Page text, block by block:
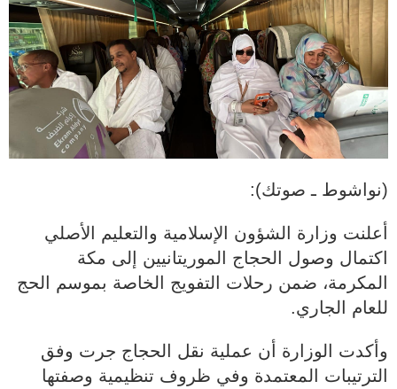
(نواشوط ـ صوتك):
أعلنت وزارة الشؤون الإسلامية والتعليم الأصلي
اكتمال وصول الحجاج الموريتانيين إلى مكة
المكرمة، ضمن رحلات التفويج الخاصة بموسم الحج
للعام الجاري.
وأكدت الوزارة أن عملية نقل الحجاج جرت وفق
الترتيبات المعتمدة وفي ظروف تنظيمية وصفتها